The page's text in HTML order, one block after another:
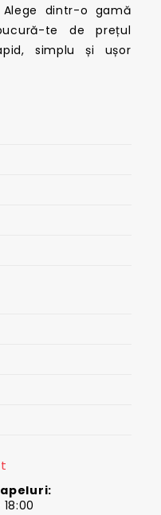
dintr-o gamă
te de prețul
simplu și ușor